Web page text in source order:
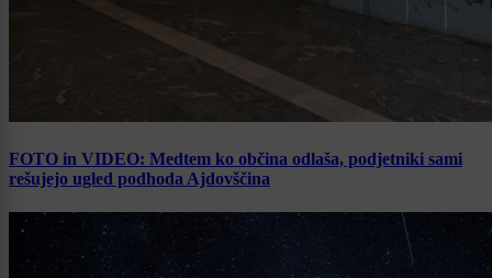
FOTO in VIDEO: Medtem ko občina odlaša, podjetniki sami
rešujejo ugled podhoda Ajdovščina